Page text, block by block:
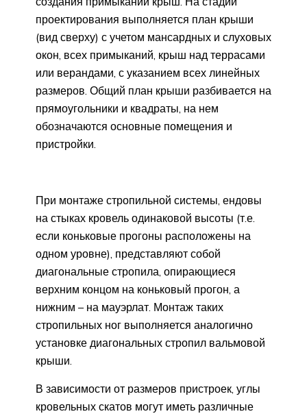
проектирования выполняется план крыши
(вид сверху) с учетом мансардных и слуховых
окон, всех примыканий, крыш над террасами
или верандами, с указанием всех линейных
размеров. Общий план крыши разбивается на
прямоугольники и квадраты, на нем
обозначаются основные помещения и
пристройки.
При монтаже стропильной системы, ендовы
на стыках кровель одинаковой высоты (т.е.
если коньковые прогоны расположены на
одном уровне), представляют собой
диагональные стропила, опирающиеся
верхним концом на коньковый прогон, а
нижним – на мауэрлат. Монтаж таких
стропильных ног выполняется аналогично
установке диагональных стропил вальмовой
крыши.
В зависимости от размеров пристроек, углы
кровельных скатов могут иметь различные